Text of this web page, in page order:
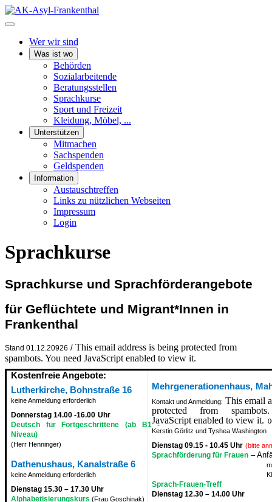
Wer wir sind
Was ist wo
Behörden
Sozialarbeitende
Beratungsstellen
Sprachkurse
Sport und Freizeit
Kleidung, Möbel, ...
Unterstützen
Mitmachen
Sachspenden
Geldspenden
Information
Austauschtreffen
Links zu nützlichen Webseiten
Impressum
Login
Sprachkurse
Sprachkurse und Sprachförderangebote
für Geflüchtete und Migrant*Innen in
Frankenthal
Stand 01.12.20926 / This email address is being protected from
spambots. You need JavaScript enabled to view it.
Kostenfreie Angebote:
Lutherkirche, Bohnstraße 16
keine Anmeldung erforderlich
Donnerstag 14.00 -16.00 Uhr
Deutsch für Fortgeschrittene (ab B1 -
Niveau)
(Herr Henninger)
Dathenushaus, Kanalstraße 6
keine Anmeldung erforderlich
Dienstag 15.30 – 17.30 Uhr
Alphabetisierungskurs (Frau Goschinak)
Mehrgenerationenhaus,
Kontakt und Anmeldung: This email
protected from
JavaScript enabled to view it.
Kerstin Görlitz und Tyshea Washington
Dienstag 09.15 - 10.45 Uhr (bitte
Sprachförderung für Frauen –
Sprach-Frauen-Treff
Dienstag 12.30 – 14.00 Uhr